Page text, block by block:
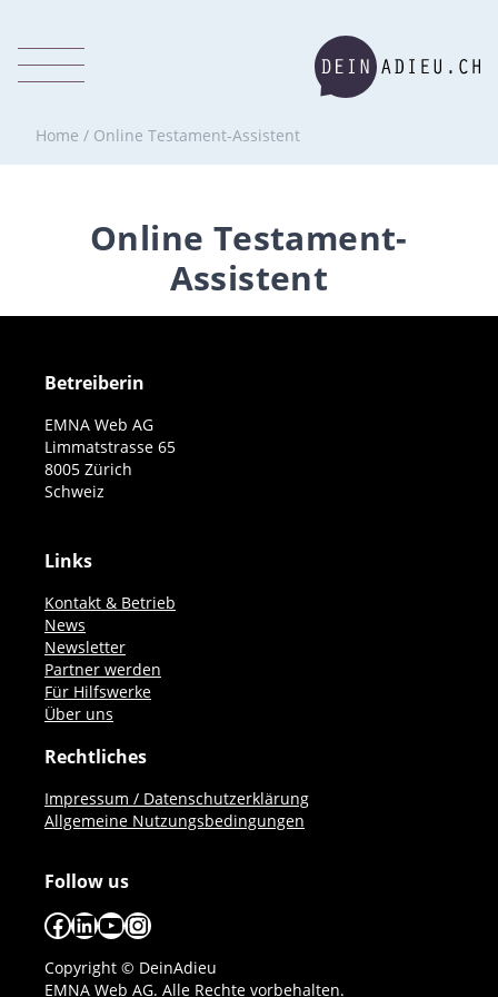
Home / Online Testament-Assistent
Online Testament-
Assistent
Betreiberin
EMNA Web AG
Limmatstrasse 65
8005 Zürich
Schweiz
Links
Kontakt & Betrieb
News
Newsletter
Partner werden
Für Hilfswerke
Über uns
Rechtliches
Impressum / Datenschutzerklärung
Allgemeine Nutzungsbedingungen
Follow us
Facebook
LinkedIn
YouTube
Instagram
Copyright © DeinAdieu
EMNA Web AG. Alle Rechte vorbehalten.